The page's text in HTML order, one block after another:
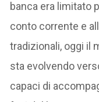
banca era limitato
conto corrente e
tradizionali, oggi il
sta evolvendo
capaci di